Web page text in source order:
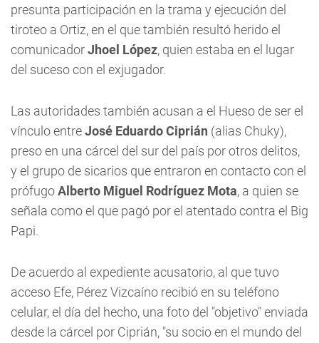
presunta participación en la trama y ejecución del
tiroteo a Ortiz, en el que también resultó herido el
comunicadorJhoel López, quien estaba en el lugar
del suceso con el exjugador.
Las autoridades también acusan a el Hueso de ser el
vínculo entreJosé Eduardo Ciprián (alias Chuky),
preso en una cárcel del sur del país por otros delitos,
y el grupo de sicarios que entraron en contacto con el
prófugoAlberto Miguel Rodríguez Mota, a quien se
señala como el que pagó por el atentado contra el Big
Papi.
De acuerdo al expediente acusatorio, al que tuvo
acceso Efe, Pérez Vizcaíno recibió en su teléfono
celular, el día del hecho, una foto del "objetivo" enviada
desde la cárcel por Ciprián, "su socio en el mundo del